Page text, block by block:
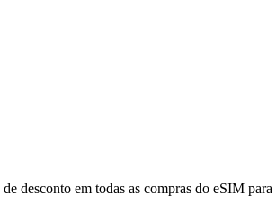
desconto em todas as compras do eSIM